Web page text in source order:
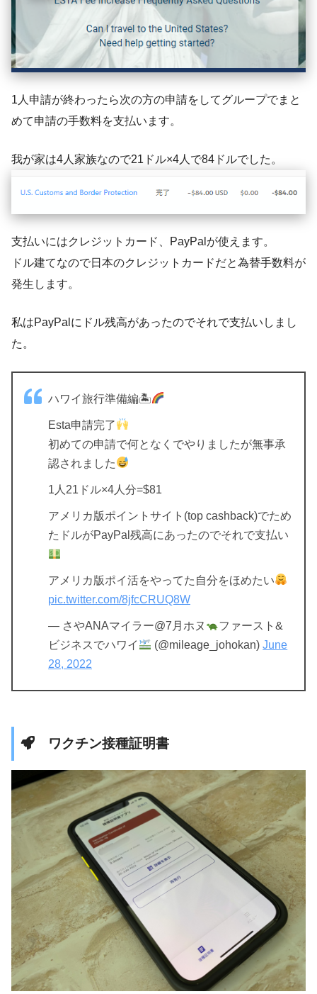
1人申請が終わったら次の方の申請をしてグループでまと
めて申請の手数料を支払います。
我が家は4人家族なので21ドル×4人で84ドルでした。
支払いにはクレジットカード、PayPalが使えます。
ドル建てなので日本のクレジットカードだと為替手数料が
発生します。
私はPayPalにドル残高があったのでそれで支払いしまし
た。
ハワイ旅行準備編🏝
Esta申請完了
初めての申請で何となくでやりましたが無事承
認されました
1人21ドル×4人分=$81
アメリカ版ポイントサイト(top cashback)でため
たドルがPayPal残高にあったのでそれで支払い
アメリカ版ポイ活をやってた自分をほめたい
pic.twitter.com/8jfcCRUQ8W
— さやANAマイラー@7月ホヌ
ファースト&
ビジネスでハワイ
(@mileage_johokan)June
28, 2022
ワクチン接種証明書